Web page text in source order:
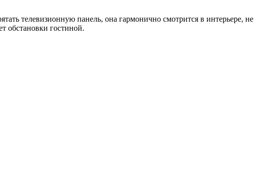
телевизионную панель, она гармонично смотрится в интерьере, не
обстановки гостиной.